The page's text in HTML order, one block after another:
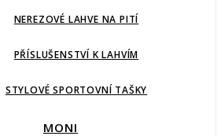
NEREZOVÉ LAHVE NA PITÍ
PŘÍSLUŠENSTVÍ K LAHVÍM
STYLOVÉ SPORTOVNÍ TAŠKY
MONI